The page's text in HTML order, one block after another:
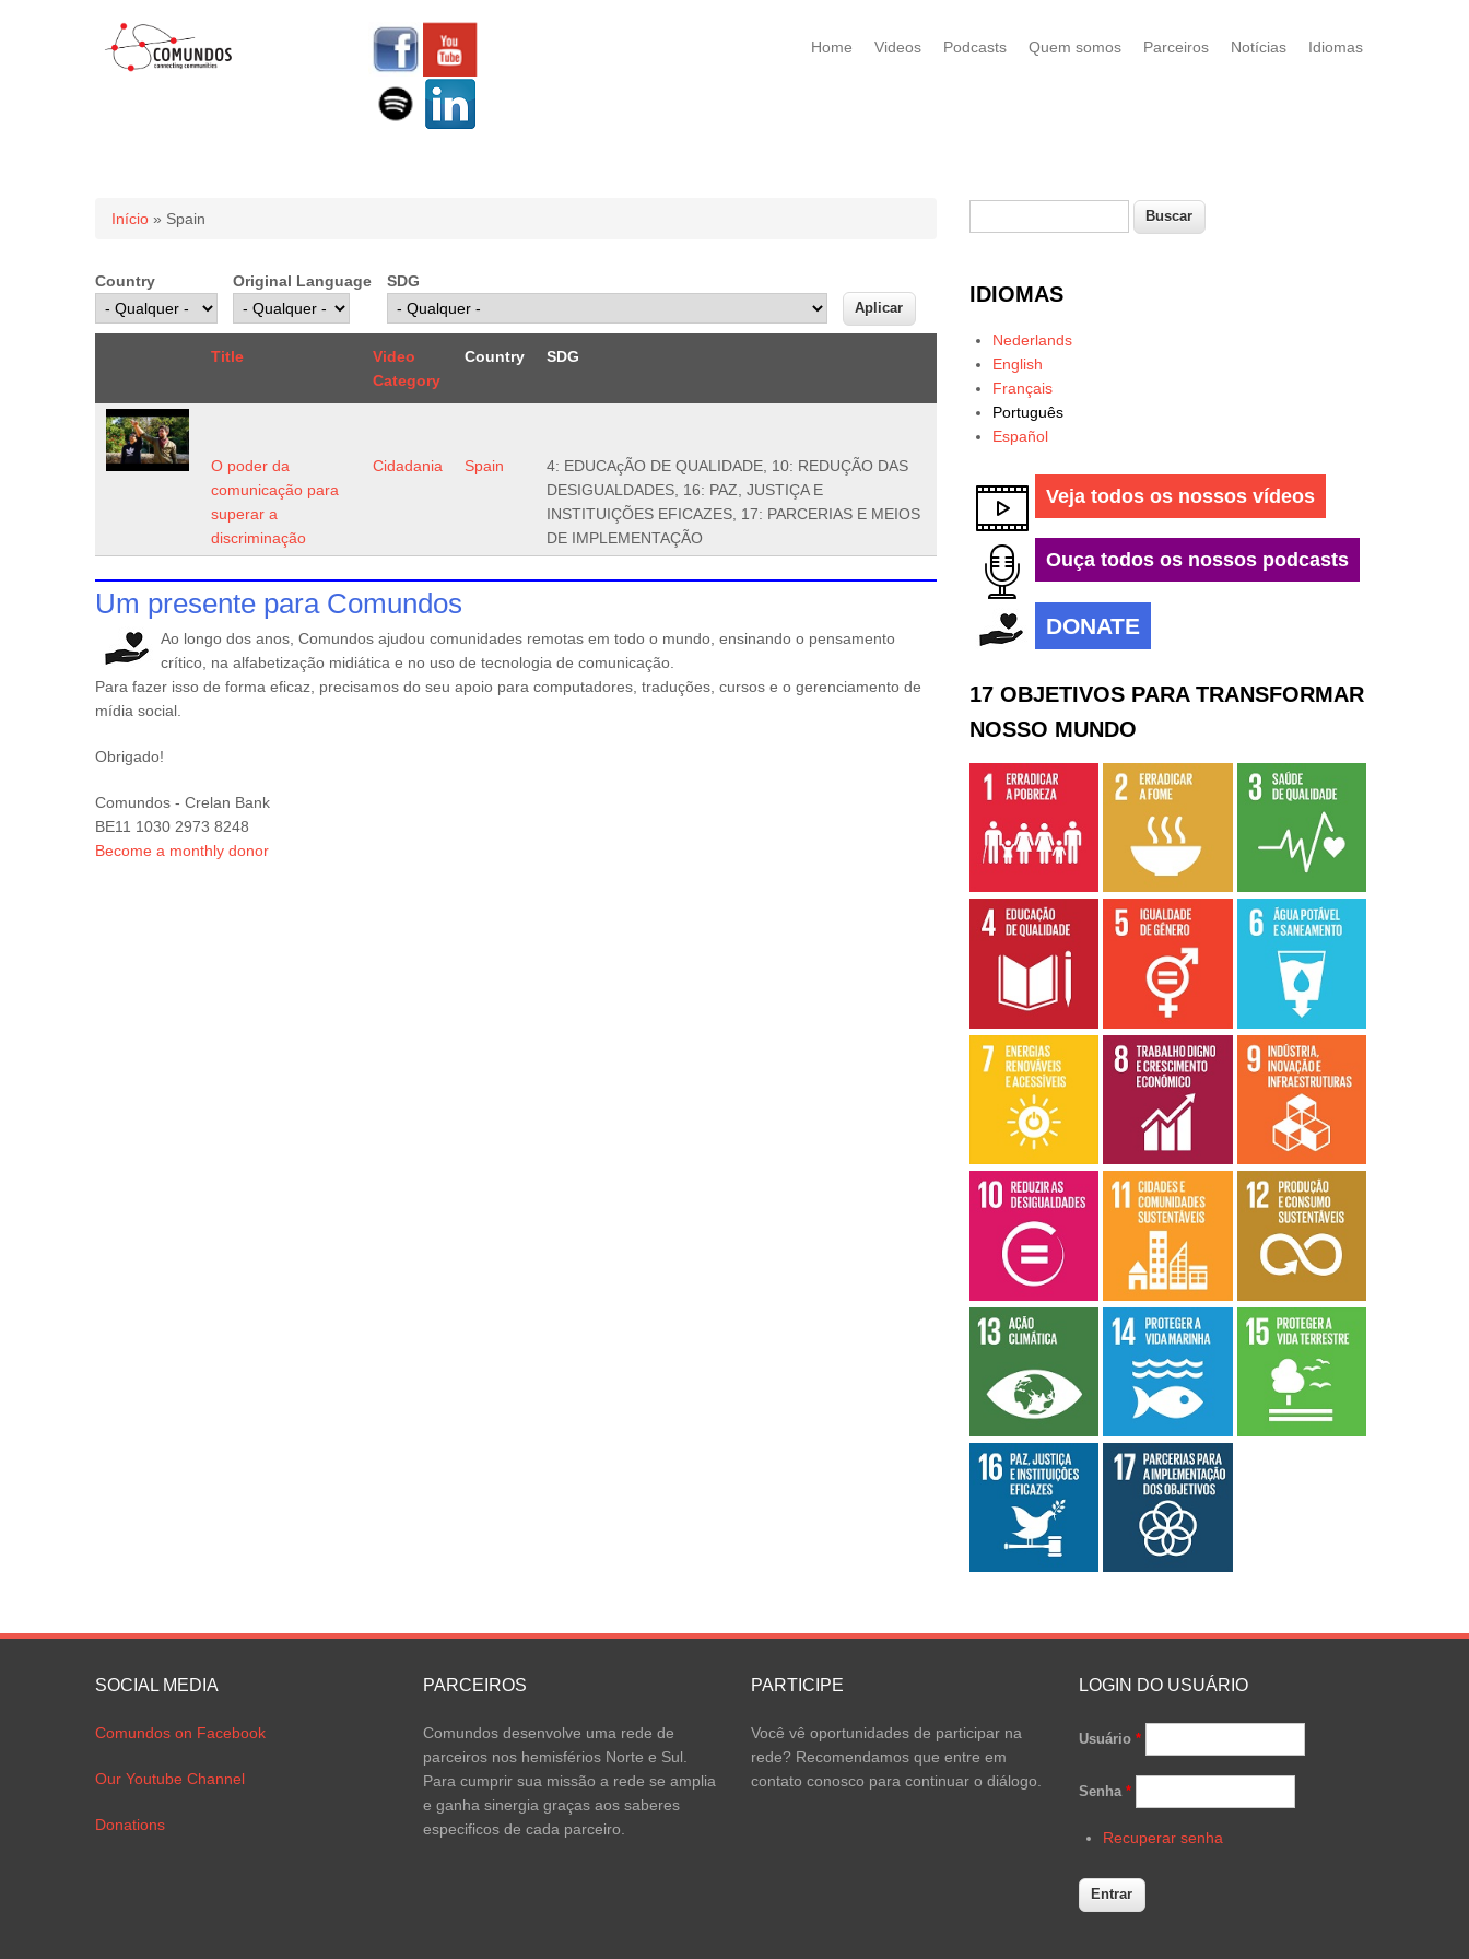
Home Videos Podcasts Quem somos Parceiros Notícias Idiomas
Você está aqui
Início » Spain
Country Original Language SDG
Title
Video
Category
Country SDG
O poder da
comunicação para
superar a
discriminação
Cidadania Spain
4: EDUCAçÃO DE QUALIDADE, 10: REDUÇÃO DAS
DESIGUALDADES, 16: PAZ, JUSTIÇA E
INSTITUIÇÕES EFICAZES, 17: PARCERIAS E MEIOS
DE IMPLEMENTAÇÃO
Um presente para Comundos
Ao longo dos anos, Comundos ajudou comunidades remotas em todo o mundo, ensinando o pensamento
crítico, na alfabetização midiática e no uso de tecnologia de comunicação.
Para fazer isso de forma eficaz, precisamos do seu apoio para computadores, traduções, cursos e o gerenciamento de
mídia social.
Obrigado!
Comundos - Crelan Bank
BE11 1030 2973 8248
Become a monthly donor
Formulário de busca
IDIOMAS
Nederlands
English
Français
Português
Español
Veja todos os nossos vídeos
Ouça todos os nossos podcasts
DONATE
17 OBJETIVOS PARA TRANSFORMAR
NOSSO MUNDO
SOCIAL MEDIA
Comundos on Facebook
Our Youtube Channel
Donations
PARCEIROS
Comundos desenvolve uma rede de
parceiros nos hemisférios Norte e Sul.
Para cumprir sua missão a rede se amplia
e ganha sinergia graças aos saberes
especificos de cada parceiro.
PARTICIPE
Você vê oportunidades de participar na
rede? Recomendamos que entre em
contato conosco para continuar o diálogo.
LOGIN DO USUÁRIO
Usuário *
Senha *
Recuperar senha